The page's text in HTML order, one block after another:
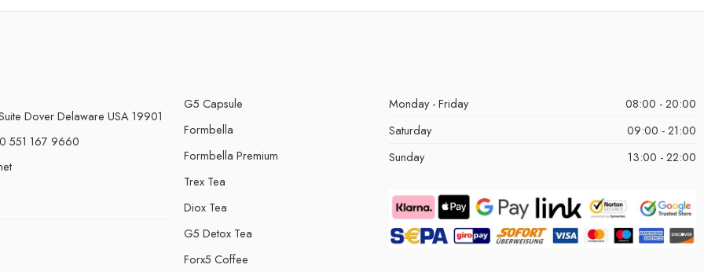
Dover Delaware USA 19901
551 167 9660
G5 Capsule
Formbella
Formbella Premium
Trex Tea
Diox Tea
G5 Detox Tea
Forx5 Coffee
Monday - Friday
08:00 - 20:00
Saturday
09:00 - 21:00
Sunday
13:00 - 22:00